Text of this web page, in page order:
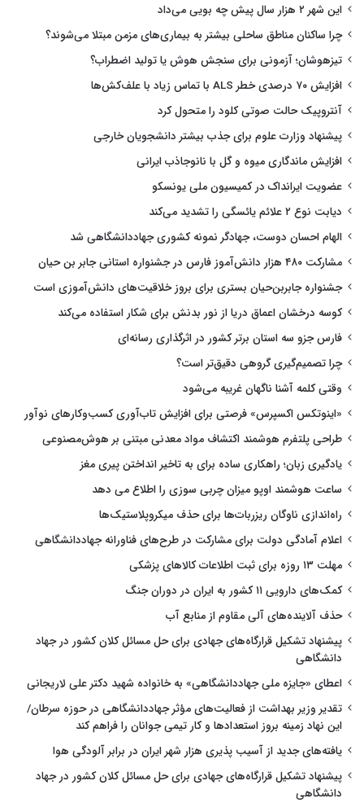
این شهر ۲ هزار سال پیش چه بویی می‌داد
چرا ساکنان مناطق ساحلی بیشتر به بیماری‌های مزمن مبتلا می‌شوند؟
تیزهوشان؛ آزمونی برای سنجش هوش یا تولید اضطراب؟
افزایش ۷۰ درصدی خطر ALS با تماس زیاد با علف‌کش‌ها
آنتروپیک حالت صوتی کلود را متحول کرد
پیشنهاد وزارت علوم برای جذب بیشتر دانشجویان خارجی
افزایش ماندگاری میوه و گل با نانوجاذب ایرانی
عضویت ایرانداک در کمیسیون ملی یونسکو
دیابت نوع ۲ علائم یائسگی را تشدید می‌کند
الهام احسان دوست، جهادگر نمونه کشوری جهاددانشگاهی شد
مشارکت ۴۸۰ هزار دانش‌آموز فارس در جشنواره استانی جابر بن حیان
جشنواره جابربن‌حیان بستری برای بروز خلاقیت‌های دانش‌آموزی است
کوسه درخشان اعماق دریا از نور بدنش برای شکار استفاده می‌کند
فارس جزو سه استان برتر کشور در اثرگذاری رسانه‌ای
چرا تصمیم‌گیری گروهی دقیق‌تر است؟
وقتی کلمه آشنا ناگهان غریبه می‌شود
«اینوتکس اکسپرس» فرصتی برای افزایش تاب‌آوری کسب‌وکارهای نوآور
طراحی پلتفرم هوشمند اکتشاف مواد معدنی مبتنی بر هوش‌مصنوعی
یادگیری زبان؛ راهکاری ساده برای به تاخیر انداختن پیری مغز
ساعت هوشمند اوپو میزان چربی سوزی را اطلاع می دهد
راه‌اندازی ناوگان ریزربات‌ها برای حذف میکروپلاستیک‌ها
اعلام آمادگی دولت برای مشارکت در طرح‌های فناورانه جهاددانشگاهی
مهلت ۱۳ روزه برای ثبت اطلاعات کالاهای پزشکی
کمک‌های دارویی ۱۱ کشور به ایران در دوران جنگ
حذف آلاینده‌های آلی مقاوم از منابع آب
پیشنهاد تشکیل قرارگاه‌های جهادی برای حل مسائل کلان کشور در جهاد
دانشگاهی
اعطای «جایزه ملی جهاددانشگاهی» به خانواده شهید دکتر علی لاریجانی
تقدیر وزیر بهداشت از فعالیت‌های مؤثر جهاددانشگاهی در حوزه سرطان/
این نهاد زمینه بروز استعدادها و کار تیمی جوانان را فراهم کند
یافته‌های جدید از آسیب پذیری هزار شهر ایران در برابر آلودگی هوا
پیشنهاد تشکیل قرارگاه‌های جهادی برای حل مسائل کلان کشور در جهاد
دانشگاهی